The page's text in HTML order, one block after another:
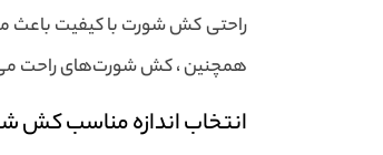
راحتی کش شورت با کیفیت باعث
همچنین ، کش شورت‌های راحت
انتخاب اندازه مناسب کش